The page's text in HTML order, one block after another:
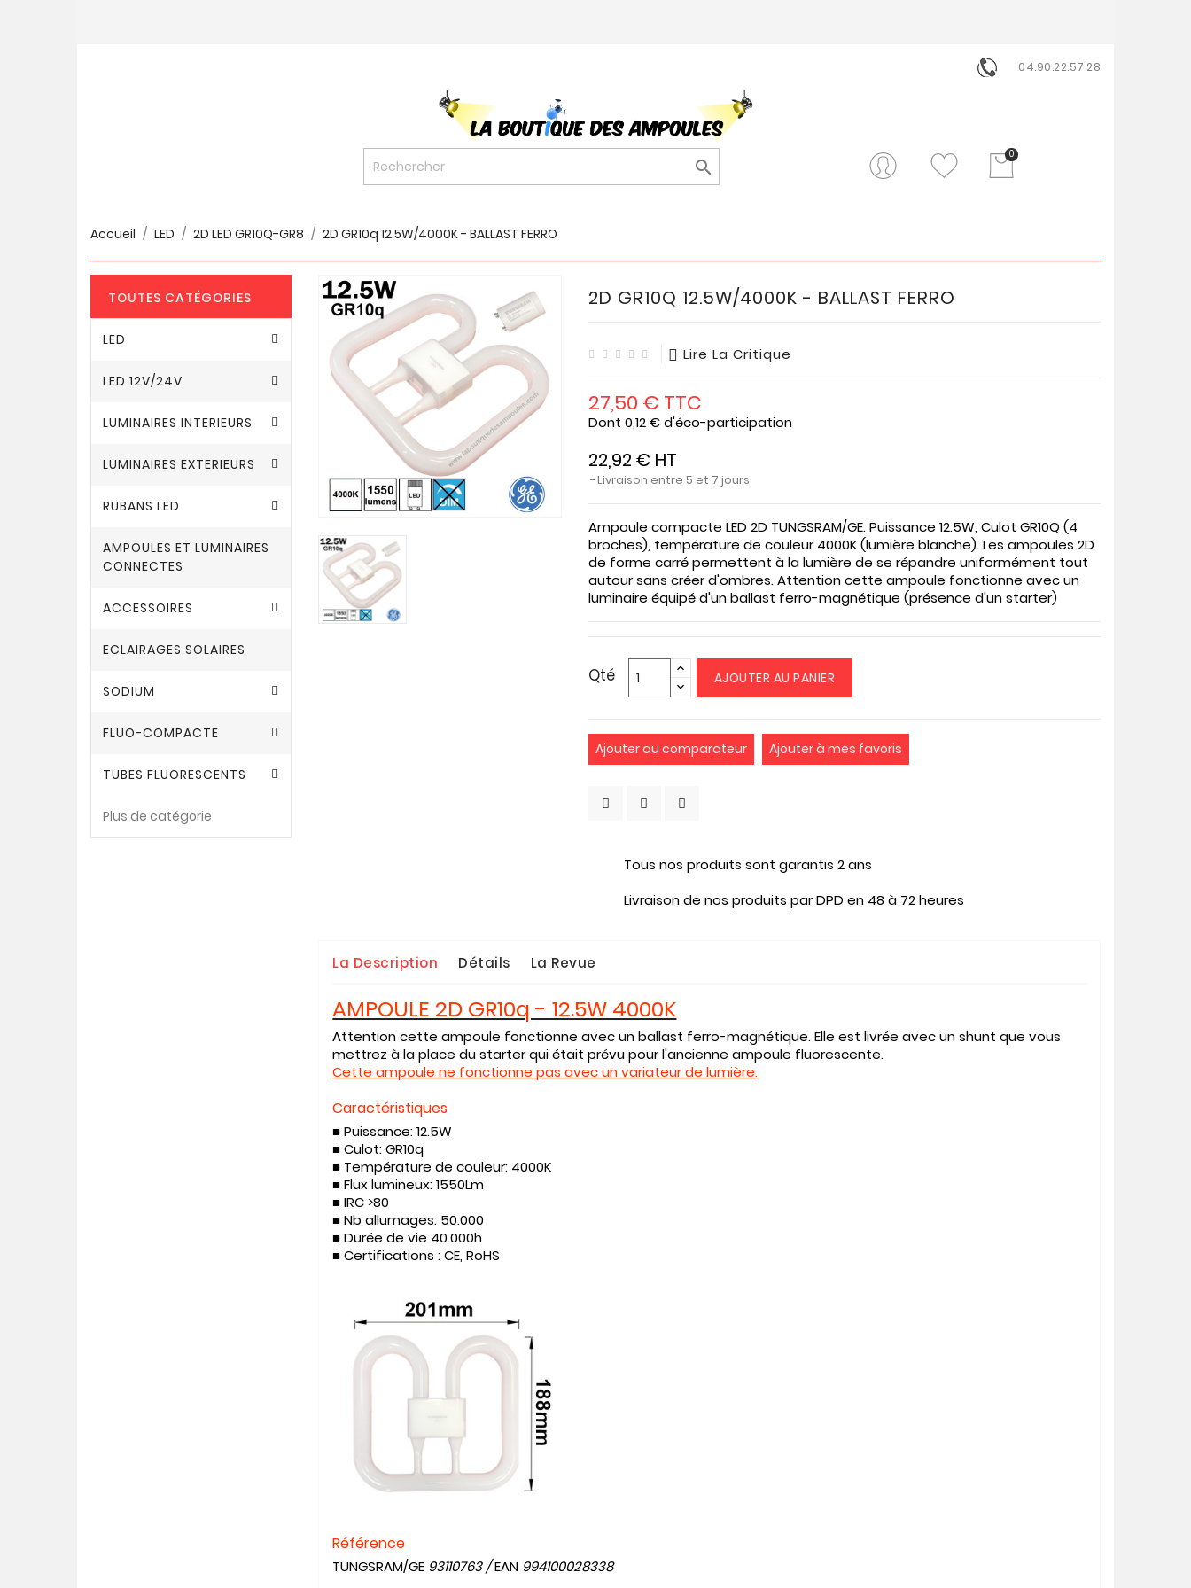
04.90.22.57.28
0

Accueil LED 2D LED GR10Q-GR8 2D GR10q 12.5W/4000K - BALLAST FERRO
TOUTES CATÉGORIES
LED
LED 12V/24V
LUMINAIRES INTERIEURS
LUMINAIRES EXTERIEURS
RUBANS LED
AMPOULES ET LUMINAIRES
CONNECTES
ACCESSOIRES
ECLAIRAGES SOLAIRES
SODIUM
FLUO-COMPACTE
TUBES FLUORESCENTS
Plus de catégorie
2D GR10Q 12.5W/4000K - BALLAST FERRO
Lire La Critique
27,50 € TTC
Dont 0,12 € d'éco-participation
22,92 € HT
Livraison entre 5 et 7 jours
Ampoule compacte LED 2D TUNGSRAM/GE. Puissance 12.5W, Culot GR10Q (4
broches), température de couleur 4000K (lumière blanche). Les ampoules 2D
de forme carré permettent à la lumière de se répandre uniformément tout
autour sans créer d'ombres. Attention cette ampoule fonctionne avec un
luminaire équipé d'un ballast ferro-magnétique (présence d'un starter)
Qté AJOUTER AU PANIER
Ajouter au comparateur Ajouter à mes favoris
Tous nos produits sont garantis 2 ans
Livraison de nos produits par DPD en 48 à 72 heures
La Description Détails La Revue
AMPOULE 2D GR10q - 12.5W 4000K
Attention cette ampoule fonctionne avec un ballast ferro-magnétique. Elle est livrée avec un shunt que vous
mettrez à la place du starter qui était prévu pour l'ancienne ampoule fluorescente.
Cette ampoule ne fonctionne pas avec un variateur de lumière.
Caractéristiques
■ Puissance:12.5W
■ Culot:GR10q
■ Température de couleur: 4000K
■ Flux lumineux:1550Lm
■IRC >80
■ Nb allumages: 50.000
■ Durée de vie 40.000h
■ Certifications :CE, RoHS
Référence
TUNGSRAM/GE 93110763/EAN 994100028338